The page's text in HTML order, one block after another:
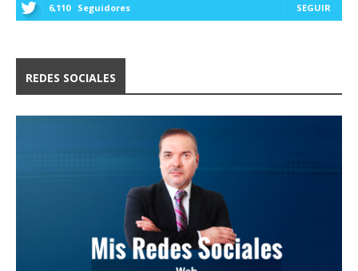
6,110 Seguidores SEGUIR
REDES SOCIALES